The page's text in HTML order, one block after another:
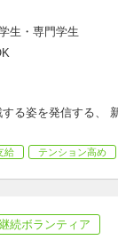
生・専門学生
る姿を発信する、
給 テンション高め
続ボランティア